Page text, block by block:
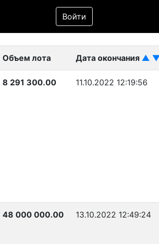
Войти
Фильтр
Объем лота Дата окончания ▲
8 291 300.00 11.10.2022 12:19:56
48 000 000.00 13.10.2022 12:49:24